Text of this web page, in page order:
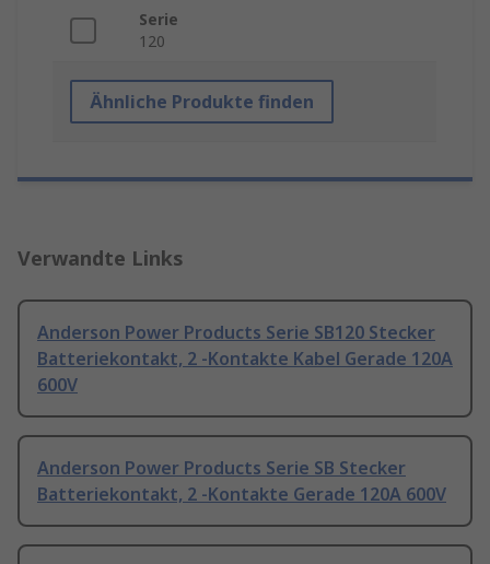
Serie
120
Ähnliche Produkte finden
Verwandte Links
Anderson Power Products Serie SB120 Stecker
Batteriekontakt, 2 -Kontakte Kabel Gerade 120A
600V
Anderson Power Products Serie SB Stecker
Batteriekontakt, 2 -Kontakte Gerade 120A 600V